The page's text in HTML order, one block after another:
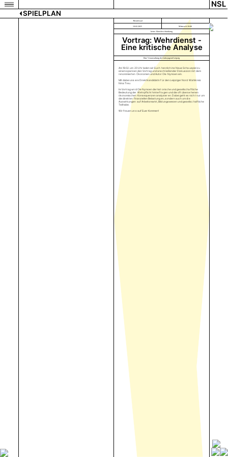
NSL
SPIELPLAN
Theatersaal
19.02.2025 Mittwoch 20:00
keine Altersbeschränkung
Vortrag: Wehrdienst -
Eine kritische Analyse
Eine Veranstaltung der Linksjugend Leipzig
Am 19.02. um 20 Uhr laden wir Euch herzlich ins Neue Schauspiel zu
einem spannenden Vortrag und anschließender Diskussion mit dem
renommierten Ökonomen und Autor Ole Nymoen ein.
Mit dabei unsere Direktkandidatin für den Leipziger Nord Wahlkreis
Nina Treu.
Im Vortrag wird Ole Nymoen die historische und gesellschaftliche
Bedeutung der Wehrpflicht hinterfragen und die oft übersehenen
ökonomischen Konsequenzen analysieren. Dabei geht es nicht nur um
die direkten finanziellen Belastungen, sondern auch um die
Auswirkungen auf Arbeitsmarkt, Bildungswesen und gesellschaftliche
Teilhabe.
Wir freuen uns auf Euer Kommen!